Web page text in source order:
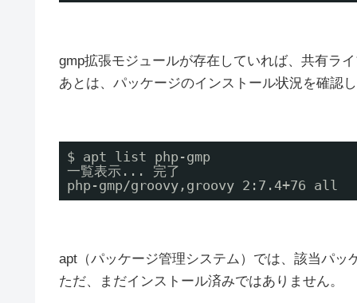
gmp拡張モジュールが存在していれば、共有ラ
あとは、パッケージのインストール状況を確認
$ apt list php-gmp
一覧表示... 完了
php-gmp/groovy ,groovy 2:7.4+76 all
apt（パッケージ管理システム）では、該当パッ
ただ、まだインストール済みではありません。